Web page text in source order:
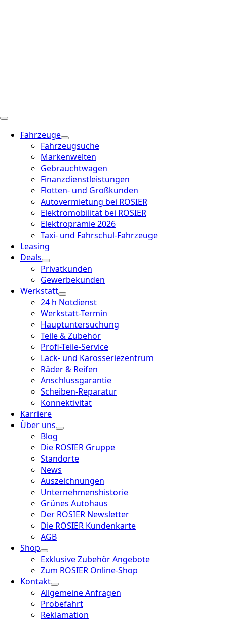
Fahrzeuge
Fahrzeugsuche
Markenwelten
Gebrauchtwagen
Finanzdienstleistungen
Flotten- und Großkunden
Autovermietung bei ROSIER
Elektromobilität bei ROSIER
Elektroprämie 2026
Taxi- und Fahrschul-Fahrzeuge
Leasing
Deals
Privatkunden
Gewerbekunden
Werkstatt
24 h Notdienst
Werkstatt-Termin
Hauptuntersuchung
Teile & Zubehör
Profi-Teile-Service
Lack- und Karosseriezentrum
Räder & Reifen
Anschlussgarantie
Scheiben-Reparatur
Konnektivität
Karriere
Über uns
Blog
Die ROSIER Gruppe
Standorte
News
Auszeichnungen
Unternehmenshistorie
Grünes Autohaus
Der ROSIER Newsletter
Die ROSIER Kundenkarte
AGB
Shop
Exklusive Zubehör Angebote
Zum ROSIER Online-Shop
Kontakt
Allgemeine Anfragen
Probefahrt
Reklamation